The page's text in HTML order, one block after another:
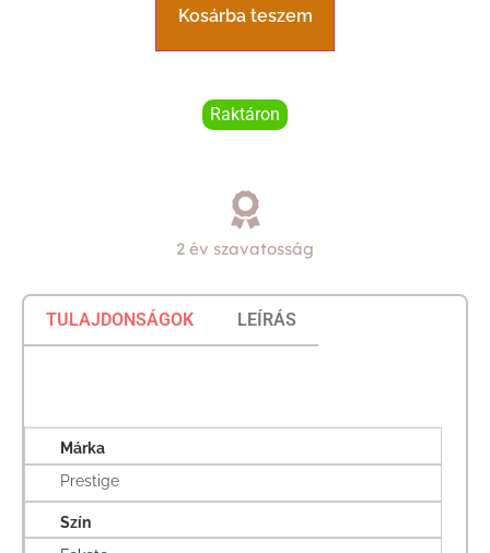
Kosárba teszem
Raktáron
2 év szavatosság
TULAJDONSÁGOK LEÍRÁS
Márka
Prestige
Szín